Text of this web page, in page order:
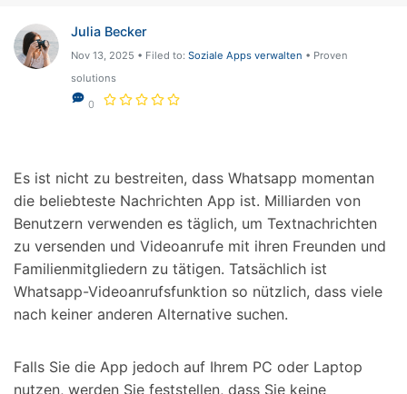
Support
Hilfe und Unterstützung erhalten
DOWNLOAD Anmelden
Julia Becker
Nov 13, 2025 • Filed to: Soziale Apps verwalten • Proven
solutions
0
Es ist nicht zu bestreiten, dass Whatsapp momentan
die beliebteste Nachrichten App ist. Milliarden von
Benutzern verwenden es täglich, um Textnachrichten
zu versenden und Videoanrufe mit ihren Freunden und
Familienmitgliedern zu tätigen. Tatsächlich ist
Whatsapp-Videoanrufsfunktion so nützlich, dass viele
nach keiner anderen Alternative suchen.
Falls Sie die App jedoch auf Ihrem PC oder Laptop
nutzen, werden Sie feststellen, dass Sie keine